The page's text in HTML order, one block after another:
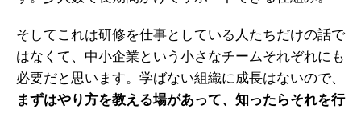
そしてこれは研修を仕事としている人たちだけの話で
はなくて、中小企業という小さなチームそれぞれにも
必要だと思います。学ばない組織に成長はないので、
まずはやり方を教える場があって、知ったらそれを行